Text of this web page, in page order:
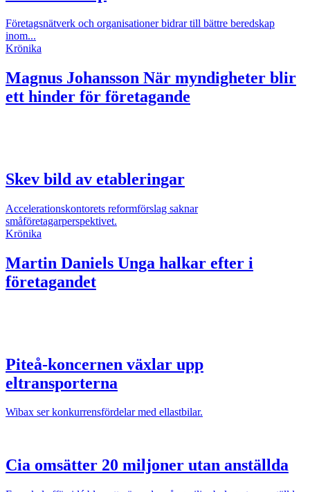
Företagsnätverk och organisationer bidrar till bättre beredskap
inom...
Krönika
Magnus Johansson När myndigheter blir
ett hinder för företagande
Skev bild av etableringar
Accelerationskontorets reformförslag saknar
småföretagarperspektivet.
Krönika
Martin Daniels Unga halkar efter i
företagandet
Piteå-koncernen växlar upp
eltransporterna
Wibax ser konkurrensfördelar med ellastbilar.
Cia omsätter 20 miljoner utan anställda